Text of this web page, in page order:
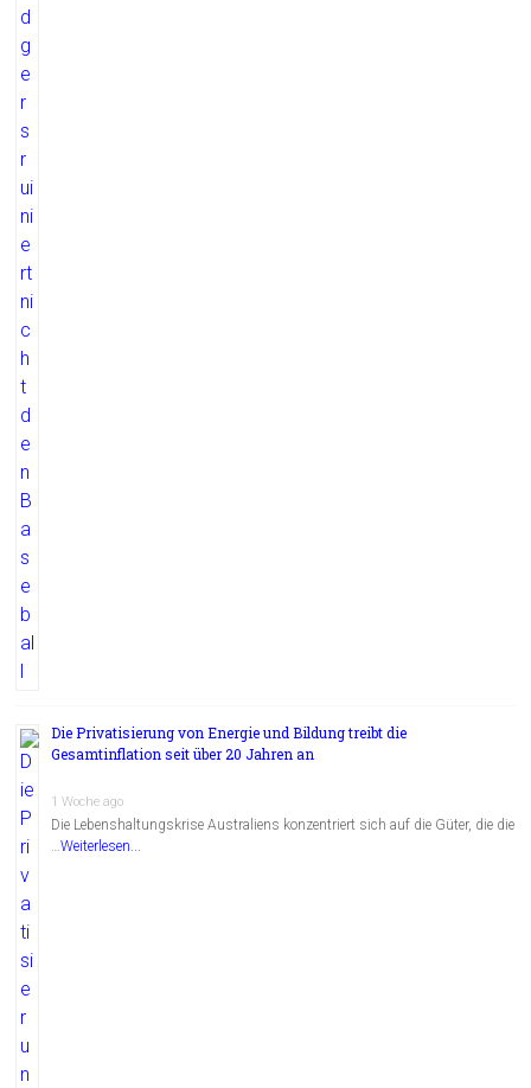
Die Privatisierung von Energie und Bildung treibt die
Gesamtinflation seit über 20 Jahren an
1 Woche ago
Die Lebenshaltungskrise Australiens konzentriert sich auf die Güter, die die
…Weiterlesen...